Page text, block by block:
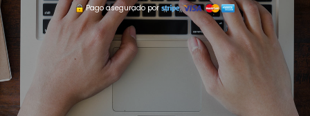
Pago asegurado por